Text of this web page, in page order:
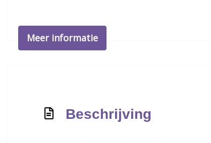
Meer informatie
Beschrijving